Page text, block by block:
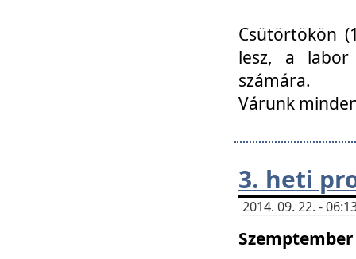
Csütörtökön
lesz, a labor
számára.
Várunk
3. heti
2014. 09. 22. -